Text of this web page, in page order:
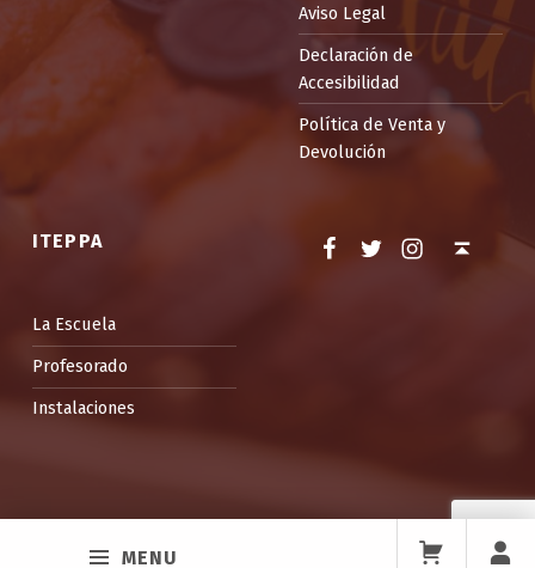
MENU
Aviso Legal
Declaración de
Accesibilidad
Política de Venta y
Devolución
ITEPPA
La Escuela
Profesorado
Instalaciones